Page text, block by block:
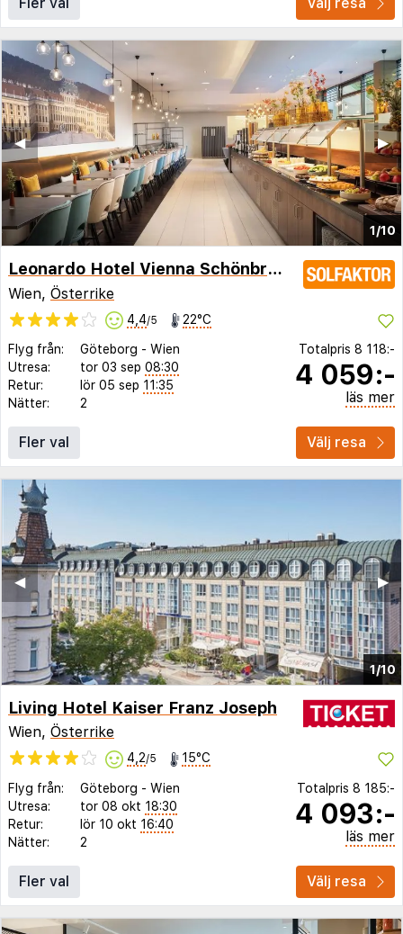
1/10
▶︎
◀︎
Leonardo Hotel Vienna Schönbrunn
Wien, Österrike
4,4/5 22°C
Flyg från: Göteborg - Wien
Utresa:
tor 03 sep 08:30
Retur:
lör 05 sep 11:35
Nätter:
2
Totalpris 8 118:-
4 059:-
läs mer
Fler val Välj resa
1/10
▶︎
◀︎
Living Hotel Kaiser Franz Joseph
Wien, Österrike
4,2/5 15°C
Flyg från: Göteborg - Wien
Utresa:
tor 08 okt 18:30
Retur:
lör 10 okt 16:40
Nätter:
2
Totalpris 8 185:-
4 093:-
läs mer
Fler val Välj resa